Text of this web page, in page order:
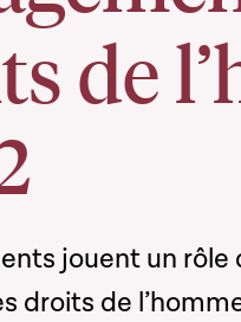
de
jouent un rôle
droits de